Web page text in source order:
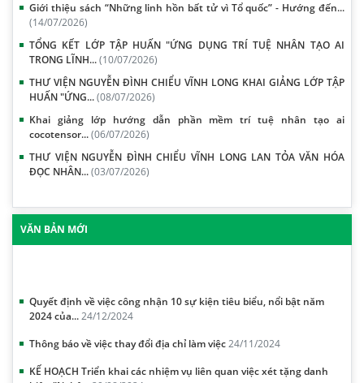
Giới thiệu sách “Những linh hồn bất tử vì Tổ quốc” - Hướng đến...
(14/07/2026)
TỔNG KẾT LỚP TẬP HUẤN "ỨNG DỤNG TRÍ TUỆ NHÂN TẠO AI
TRONG LĨNH...(10/07/2026)
THƯ VIỆN NGUYỄN ĐÌNH CHIỂU VĨNH LONG KHAI GIẢNG LỚP TẬP
HUẤN "ỨNG...(08/07/2026)
Khai giảng lớp hướng dẫn phần mềm trí tuệ nhân tạo ai
cocotensor...(06/07/2026)
THƯ VIỆN NGUYỄN ĐÌNH CHIỂU VĨNH LONG LAN TỎA VĂN HÓA
ĐỌC NHÂN...(03/07/2026)
VĂN BẢN MỚI
2024 của...
24/12/2024
Thông báo về việc thay đổi địa chỉ làm việc
KẾ HOẠCH Triển khai các nhiệm vụ liên quan việc xét tặng danh
hiệu "Nghệ...
20/08/2024